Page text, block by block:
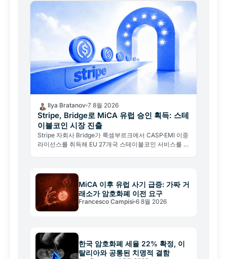
Ilya Bratanov 7 8월 2026
Stripe, Bridge로 MiCA 유럽 승인 획득: 스테
이블코인 시장 진출
Stripe 자회사 Bridge가 룩셈부르크에서 CASP·EMI 이중
라이선스를 취득해 EU 27개국 스테이블코인 서비스를 개
MiCA 이후 유럽 사기 급증: 가짜 거
래소가 암호화폐 이전 요구
Francesco Campisi 6 8월 2026
한국 암호화폐 세율 22% 확정, 이
탈리아와 공통된 치명적 결함